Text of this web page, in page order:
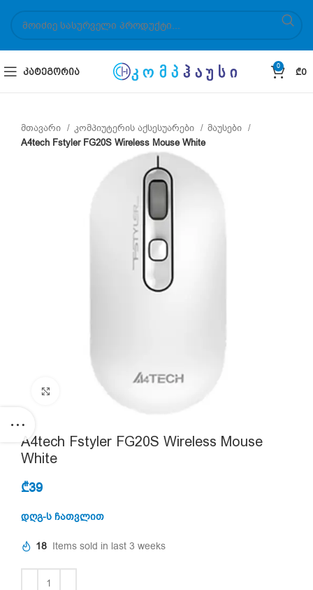
ᲙᲐᲢᲔᲒᲝᲠᲘᲐ
0
₾0
მთავარი კომპიუტერის აქსესუარები
მაუსები
A4tech Fstyler FG20S Wireless Mouse White
Click to enlarge
A4tech Fstyler FG20S Wireless Mouse
White
₾39
დღგ-ს ჩათვლით
18 Items sold in last 3 weeks